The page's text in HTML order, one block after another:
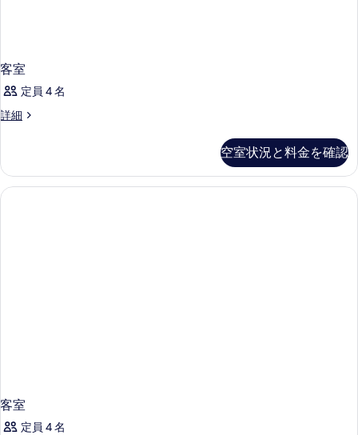
客室
定員 4 名
詳細
客
細
空室状況と料金を確認
客室
定員 4 名